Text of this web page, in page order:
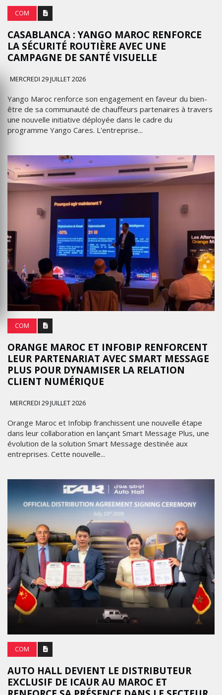
COM
CASABLANCA : YANGO MAROC RENFORCE
LA SÉCURITÉ ROUTIÈRE AVEC UNE
CAMPAGNE DE SANTÉ VISUELLE
MERCREDI 29 JUILLET 2026
Yango Maroc renforce son engagement en faveur du bien-
être de sa communauté de chauffeurs partenaires à travers
une nouvelle initiative déployée dans le cadre du
programme Yango Cares. L'entreprise...
COM
ORANGE MAROC ET INFOBIP RENFORCENT
LEUR PARTENARIAT AVEC SMART MESSAGE
PLUS POUR DYNAMISER LA RELATION
CLIENT NUMÉRIQUE
MERCREDI 29 JUILLET 2026
Orange Maroc et Infobip franchissent une nouvelle étape
dans leur collaboration en lançant Smart Message Plus, une
évolution de la solution Smart Message destinée aux
entreprises. Cette nouvelle...
COM
AUTO HALL DEVIENT LE DISTRIBUTEUR
EXCLUSIF DE ICAUR AU MAROC ET